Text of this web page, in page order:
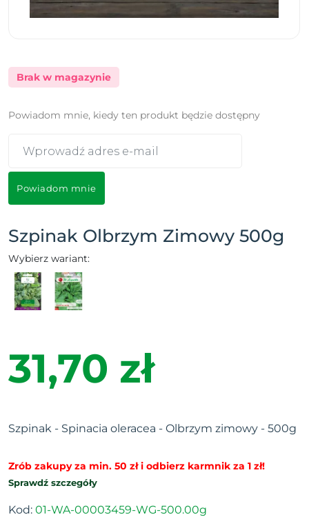
Brak w magazynie
Powiadom mnie, kiedy ten produkt będzie dostępny
Powiadom mnie
Szpinak Olbrzym Zimowy 500g
Wybierz wariant:
31,70 zł
Szpinak - Spinacia oleracea - Olbrzym zimowy - 500g
Zrób zakupy za min. 50 zł i odbierz karmnik za 1 zł!
Sprawdź szczegóły
Kod: 01-WA-00003459-WG-500.00g